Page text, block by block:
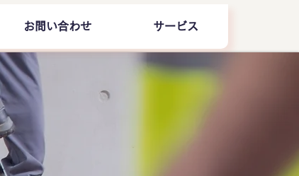
お問い合わせ サービス